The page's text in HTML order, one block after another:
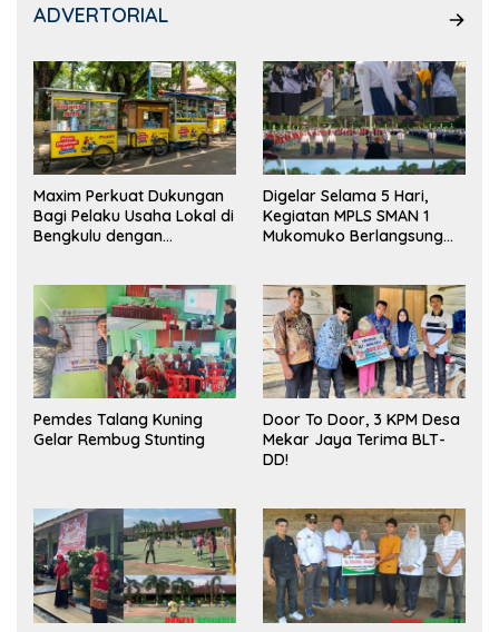
ADVERTORIAL
Maxim Perkuat Dukungan
Bagi Pelaku Usaha Lokal di
Bengkulu dengan
Pasar
Digelar Selama 5 Hari,
Kegiatan MPLS SMAN 1
Mukomuko Berlangsung
Pemdes Talang Kuning
Gelar Rembug Stunting
Door To Door, 3 KPM Desa
Mekar Jaya Terima BLT-
DD!